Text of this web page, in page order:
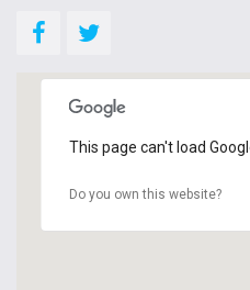
This page can't load
Do you own this website?